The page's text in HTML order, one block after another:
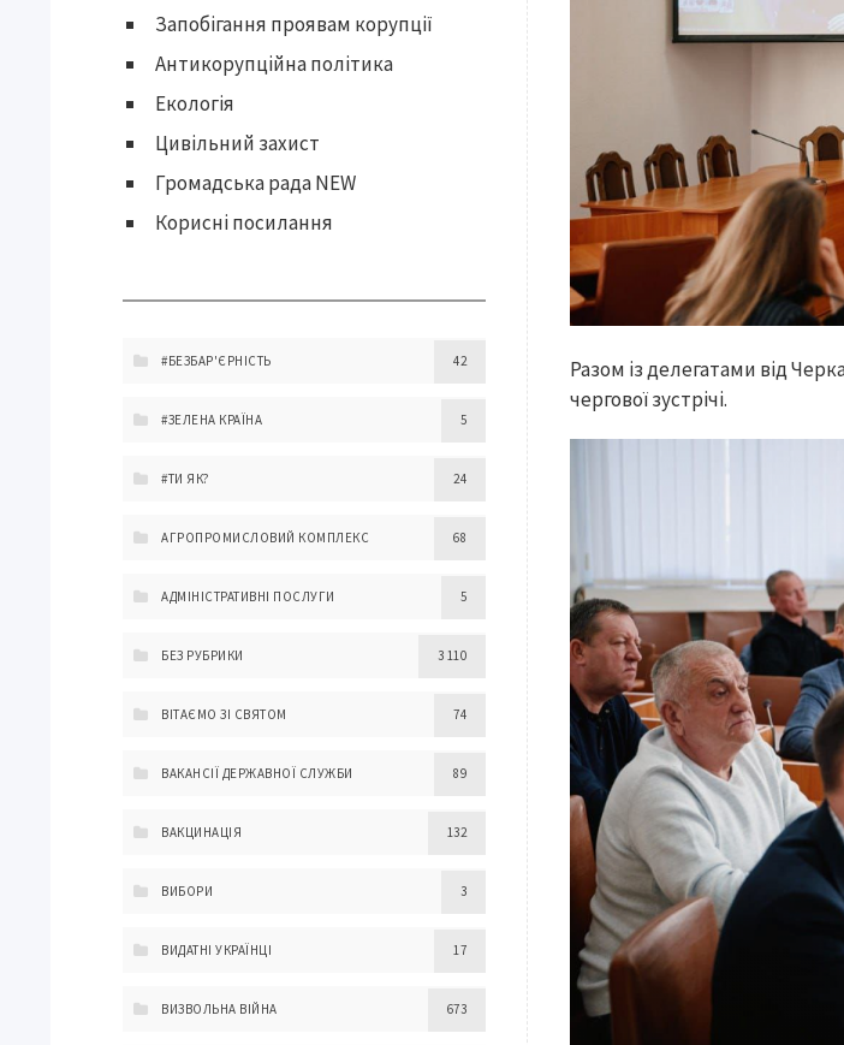
Разом із делегатами від
чергової зустрічі.
Запобігання проявам корупції
Антикорупційна політика
Екологія
Цивільний захист
Громадська рада NEW
Корисні посилання
#БЕЗБАР'ЄРНІСТЬ 42
#ЗЕЛЕНА КРАЇНА 5
#ТИ ЯК? 24
АГРОПРОМИСЛОВИЙ КОМПЛЕКС 68
АДМІНІСТРАТИВНІ ПОСЛУГИ 5
БЕЗ РУБРИКИ 3 110
ВІТАЄМО ЗІ СВЯТОМ 74
ВАКАНСІЇ ДЕРЖАВНОЇ СЛУЖБИ 89
ВАКЦИНАЦІЯ 132
ВИБОРИ 3
ВИДАТНІ УКРАЇНЦІ 17
ВИЗВОЛЬНА ВІЙНА 673